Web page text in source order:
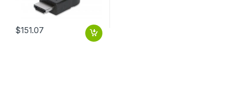
$151.07